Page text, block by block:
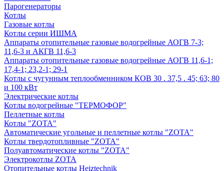
Парогенераторы
Котлы
Газовые котлы
Котлы серии ИШМА
Аппараты отопительные газовые водогрейные АОГВ 7-3;
11,6-3 и АКГВ 11,6-3
Аппараты отопительные газовые водогрейные АОГВ 11,6-1;
17,4-1; 23,2-1; 29-1
Котлы с чугунным теплообменником КОВ 30 . 37,5 . 45; 63; 80
и 100 кВт
Электрические котлы
Котлы водогрейные "ТЕРМОФОР"
Пеллетные котлы
Котлы "ZOTA"
Автоматические угольные и пеллетные котлы "ZOTA"
Котлы твердотопливные "ZOTA"
Полуавтоматические котлы "ZOTA"
Электрокотлы ZOTA
Отопительные котлы Heiztechnik